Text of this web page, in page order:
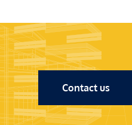
Contact us